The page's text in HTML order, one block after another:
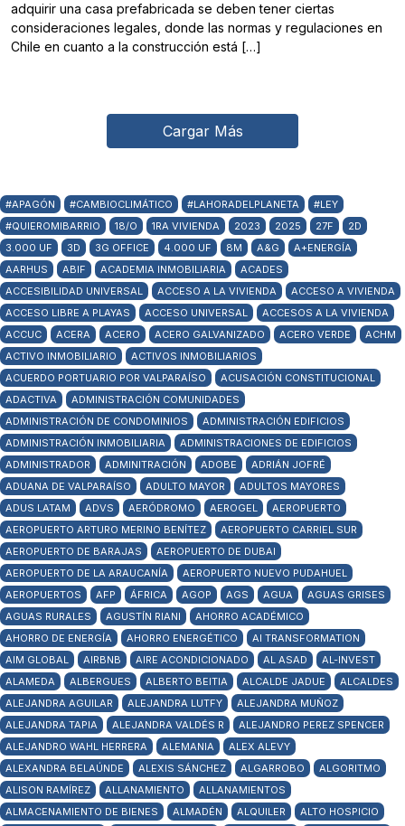
adquirir una casa prefabricada se deben tener ciertas
consideraciones legales, donde las normas y regulaciones en
Chile en cuanto a la construcción está […]
Cargar Más
#APAGÓN #CAMBIOCLIMÁTICO #LAHORADELPLANETA
#LEY
#QUIEROMIBARRIO
18/O 1RA VIVIENDA 2023 2025 27F
2D
3.000 UF
3D 3G OFFICE 4.000 UF 8M A&G
A+ENERGÍA
AARHUS
ABIF ACADEMIA INMOBILIARIA
ACADES
ACCESIBILIDAD UNIVERSAL
ACCESO A LA VIVIENDA
ACCESO A VIVIENDA
ACCESO LIBRE A PLAYAS
ACCESO UNIVERSAL
ACCESOS A LA VIVIENDA
ACCUC
ACERA ACERO ACERO GALVANIZADO ACERO VERDE
ACHM
ACTIVO INMOBILIARIO
ACTIVOS INMOBILIARIOS
ACUERDO PORTUARIO POR VALPARAÍSO
ACUSACIÓN CONSTITUCIONAL
ADACTIVA
ADMINISTRACIÓN COMUNIDADES
ADMINISTRACIÓN DE CONDOMINIOS
ADMINISTRACIÓN EDIFICIOS
ADMINISTRACIÓN INMOBILIARIA
ADMINISTRACIONES DE EDIFICIOS
ADMINISTRADOR
ADMINITRACIÓN ADOBE
ADRIÁN JOFRÉ
ADUANA DE VALPARAÍSO
ADULTO MAYOR
ADULTOS MAYORES
ADUS LATAM
ADVS AERÓDROMO AEROGEL
AEROPUERTO
AEROPUERTO ARTURO MERINO BENÍTEZ
AEROPUERTO CARRIEL SUR
AEROPUERTO DE BARAJAS
AEROPUERTO DE DUBAI
AEROPUERTO DE LA ARAUCANÍA
AEROPUERTO NUEVO PUDAHUEL
AEROPUERTOS
AFP ÁFRICA AGOP AGS AGUA
AGUAS GRISES
AGUAS RURALES
AGUSTÍN RIANI
AHORRO ACADÉMICO
AHORRO DE ENERGÍA
AHORRO ENERGÉTICO
AI TRANSFORMATION
AIM GLOBAL
AIRBNB AIRE ACONDICIONADO AL ASAD
AL-INVEST
ALAMEDA
ALBERGUES ALBERTO BEITIA ALCALDE JADUE
ALCALDES
ALEJANDRA AGUILAR
ALEJANDRA LUTFY
ALEJANDRA MUÑOZ
ALEJANDRA TAPIA
ALEJANDRA VALDÉS R
ALEJANDRO PEREZ SPENCER
ALEJANDRO WAHL HERRERA
ALEMANIA
ALEX ALEVY
ALEXANDRA BELAÚNDE
ALEXIS SÁNCHEZ ALGARROBO
ALGORITMO
ALISON RAMÍREZ
ALLANAMIENTO
ALLANAMIENTOS
ALMACENAMIENTO DE BIENES
ALMADÉN ALQUILER
ALTO HOSPICIO